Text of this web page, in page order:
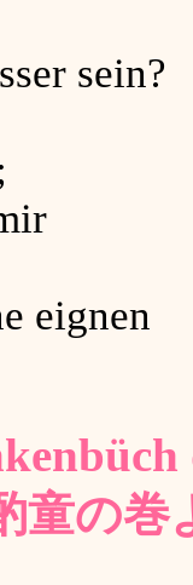
sein?
eignen
の巻